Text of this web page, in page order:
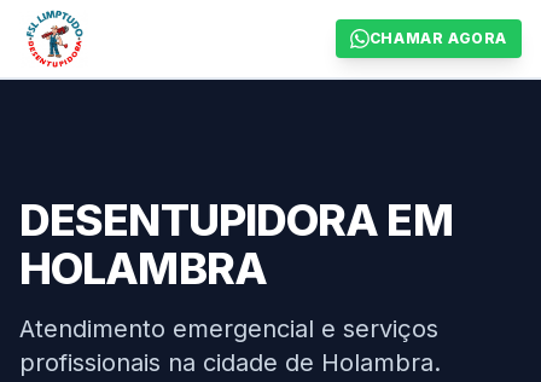
CHAMAR AGORA
DESENTUPIDORA EM
HOLAMBRA
Atendimento emergencial e serviços
profissionais na cidade de Holambra.